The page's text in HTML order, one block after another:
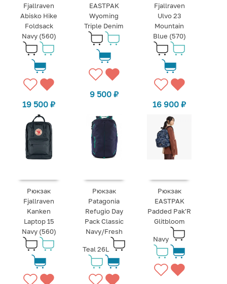
Fjallraven
Abisko Hike
Foldsack
Navy (560)
19 500₽
EASTPAK
Wyoming
Triple Denim
9 500 ₽
Fjallraven
Ulvo 23
Mountain
Blue (570)
16 900₽
Рюкзак
Fjallraven
Kanken
Laptop 15
Navy (560)
Рюкзак
Patagonia
Refugio Day
Pack Classic
Navy/Fresh
Teal 26L
Рюкзак
EASTPAK
Padded Pak'R
Glitbloom
Navy